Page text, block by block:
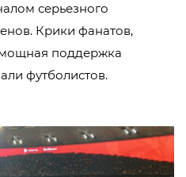
серьезного
Крики фанатов,
поддержка
футболистов.